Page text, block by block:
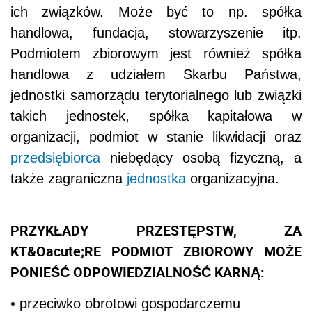
ich związków. Może być to np. spółka
handlowa, fundacja, stowarzyszenie itp.
Podmiotem zbiorowym jest również spółka
handlowa z udziałem Skarbu Państwa,
jednostki samorządu terytorialnego lub związki
takich jednostek, spółka kapitałowa w
organizacji, podmiot w stanie likwidacji oraz
przedsiębiorca niebędący osobą fizyczną, a
także zagraniczna jednostka organizacyjna.
PRZYKŁADY PRZESTĘPSTW, ZA
KT&Oacute;RE PODMIOT ZBIOROWY MOŻE
PONIEŚĆ ODPOWIEDZIALNOŚĆ KARNĄ:
• przeciwko obrotowi gospodarczemu